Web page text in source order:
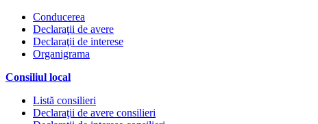
Conducerea
Declaraţii de avere
Declaraţii de interese
Organigrama
Consiliul local
Listă consilieri
Declaraţii de avere consilieri